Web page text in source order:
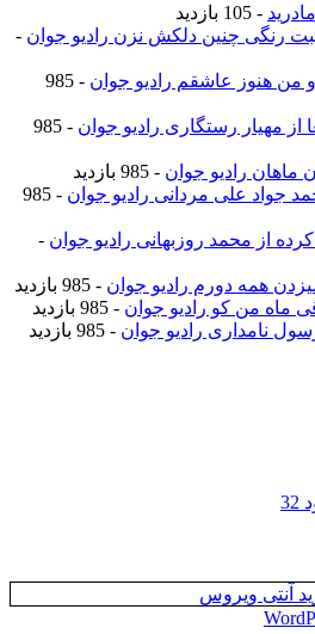
- 105 بازدید
لبت رنگی چنین دلکش نزن رادیو جوان -
و من هنوز عاشقم رادیو جوان
- 985
از مهیار رستگاری رادیو جوان
- 985
ماهان رادیو جوان - 985 بازدید
جواد علی مردانی رادیو جوان
- 985
کرده از محمد روزبهانی رادیو جوان -
همه دورم رادیو جوان - 985 بازدید
ماه من کو رادیو جوان - 985 بازدید
نامداری رادیو جوان - 985 بازدید
آنتی ویروس